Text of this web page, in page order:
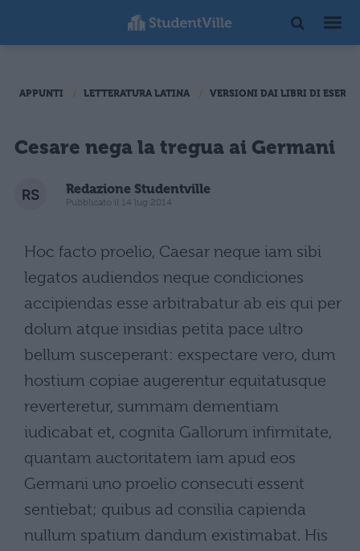
APPUNTI LETTERATURA LATINA VERSIONI DAI LIBRI DI
Cesare nega la tregua ai Germani
Redazione Studentville
Pubblicato il 14 lug 2014
Hoc facto proelio, Caesar neque iam sibi
legatos audiendos neque condiciones
accipiendas esse arbitrabatur ab eis qui per
dolum atque insidias petita pace ultro
bellum susceperant: exspectare vero, dum
hostium copiae augerentur equitatusque
reverteretur, summam dementiam
iudicabat et, cognita Gallorum infirmitate,
quantam auctoritatem iam apud eos
Germani uno proelio consecuti essent
sentiebat; quibus ad consilia capienda
nullum spatium dandum existimabat. His